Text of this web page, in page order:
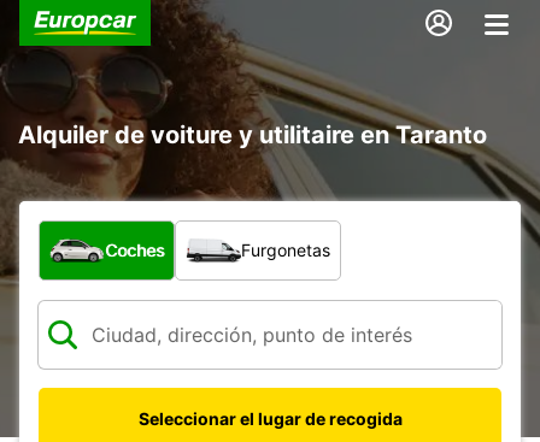
Alquiler de voiture y utilitaire en Taranto
¿Qué tipo de vehículo?
Coches Furgonetas
Seleccionar el lugar de recogida